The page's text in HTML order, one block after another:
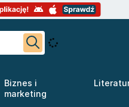
Biznes i
marketing